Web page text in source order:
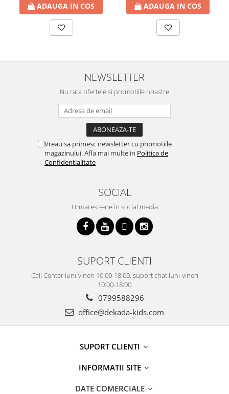
ADAUGA IN COS ADAUGA IN COS
NEWSLETTER
Nu rata ofertele si promotiile noastre
Vreau sa primesc newsletter cu promotiile
magazinului. Afla mai multe in Politica de
Confidentialitate
SOCIAL
Urmareste-ne in social media
SUPORT CLIENTI
Call Center luni-vineri 10:00-18:00, suport chat luni-vineri
10:00-18:00
0799588296
office@dekada-kids.com
SUPORT CLIENTI
INFORMATII SITE
DATE COMERCIALE